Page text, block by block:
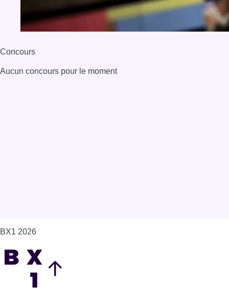
Concours
Aucun concours pour le moment
BX1 2026